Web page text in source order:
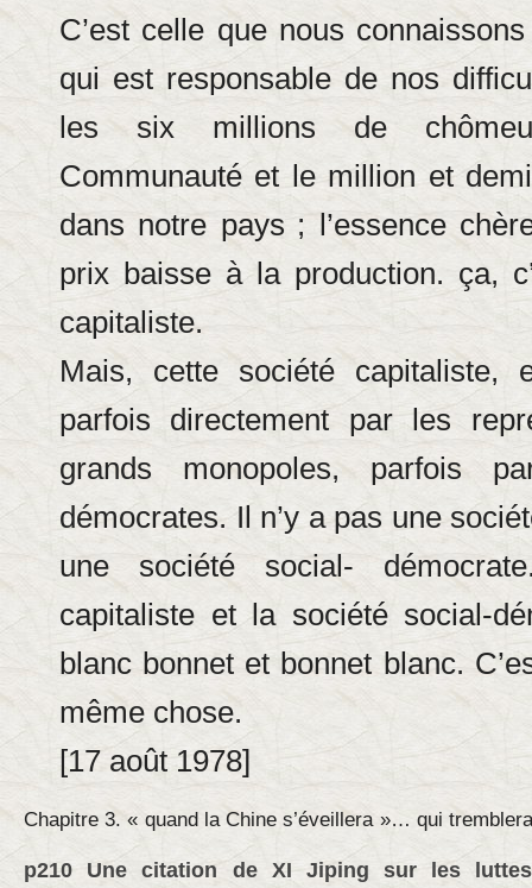
C’est celle que nous
qui est responsable de nos
les six millions de
Communauté et le million et
dans notre pays ; l’essence
prix baisse à la production. ça,
capitaliste.
Mais, cette société capitaliste,
parfois directement par les
grands monopoles, parfois
démocrates. Il n’y a pas une
une société social-
capitaliste et la société social-
blanc bonnet et bonnet blanc.
même chose.
[17 août 1978]
Chapitre 3. « quand la Chine s’éveillera »… qui tremblera
p210 Une citation de XI Jiping sur les